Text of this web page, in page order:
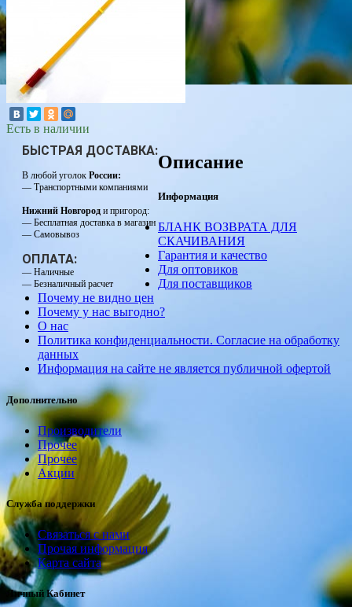
Есть в наличии
БЫСТРАЯ ДОСТАВКА:
В любой уголок России:
— Транспортными компаниями
Нижний Новгород и пригород:
— Бесплатная доставка в магазин
— Самовывоз
ОПЛАТА:
— Наличные
— Безналичный расчет
Описание
Информация
БЛАНК ВОЗВРАТА ДЛЯ
СКАЧИВАНИЯ
Гарантия и качество
Для оптовиков
Для поставщиков
Почему не видно цен
Почему у нас выгодно?
О нас
Политика конфиденциальности. Согласие на обработку
данных
Информация на сайте не является публичной офертой
Дополнительно
Производители
Прочее
Прочее
Акции
Служба поддержки
Связаться с нами
Прочая информация
Карта сайта
Личный Кабинет